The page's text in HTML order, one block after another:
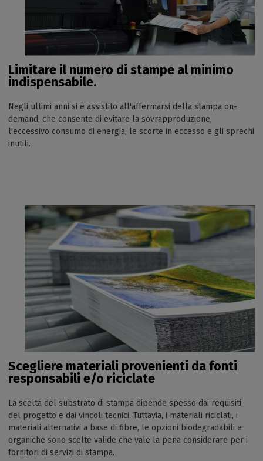
Limitare il numero di stampe al minimo
indispensabile.
Negli ultimi anni si è assistito all'affermarsi della stampa on-
demand, che consente di evitare la sovrapproduzione,
l'eccessivo consumo di energia, le scorte in eccesso e gli sprechi
inutili.
Scegliere materiali provenienti da fonti
responsabili e/o riciclate
La scelta del substrato di stampa dipende spesso dai requisiti
del progetto e dai vincoli tecnici. Tuttavia, i materiali riciclati, i
materiali alternativi a base di fibre, le opzioni biodegradabili e
organiche sono scelte valide che vale la pena considerare per i
fornitori di servizi di stampa.